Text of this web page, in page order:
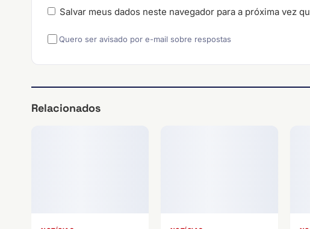
Salvar meus dados neste navegador para a próxima vez
Quero ser avisado por e-mail sobre respostas
Relacionados